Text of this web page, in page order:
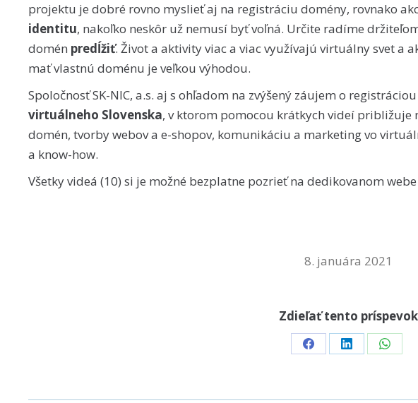
projektu je dobré rovno myslieť aj na registráciu domény, rovnako
identitu, nakoľko neskôr už nemusí byť voľná. Určite radíme
domén predĺžiť. Život a aktivity viac a viac využívajú virtuálny svet a
mať vlastnú doménu je veľkou výhodou.
Spoločnosť SK-NIC, a.s. aj s ohľadom na zvýšený záujem o
virtuálneho Slovenska, v ktorom pomocou krátkych videí približuje
domén, tvorby webov a e-shopov, komunikáciu a marketing vo
a know-how.
Všetky videá (10) si je možné bezplatne pozrieť na dedikovanom webe
8. januára 2021
Zdieľať tento príspevok
Share
Facebook
Share
LinkedIn
Share